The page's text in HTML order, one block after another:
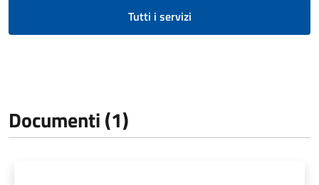
Tutti i servizi
Documenti (1)